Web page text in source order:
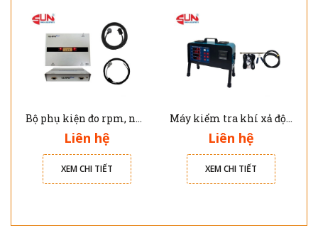
Bộ phụ kiện đo rpm, nhiệt độ dầu cho máy kiểm tra khí xả động cơ xăng và Diesel RPM-100 Viskor
Liên hệ
XEM CHI TIẾT
Máy kiểm tra khí xả động cơ Diesel ECM-801 Viskor
Liên hệ
XEM CHI TIẾT